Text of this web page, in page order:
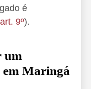
é
9º).
um
em Maringá